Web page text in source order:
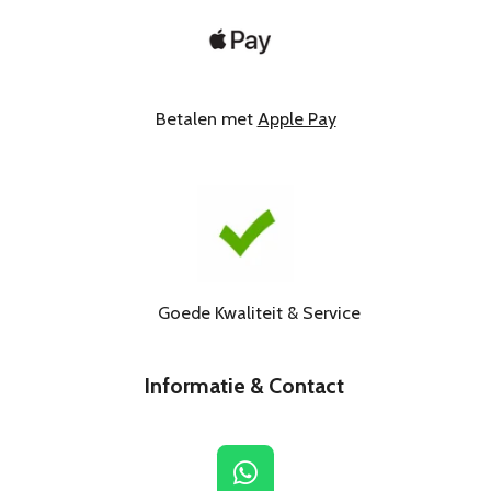
Betalen met Apple Pay
Goede Kwaliteit & Service
Informatie & Contact
W